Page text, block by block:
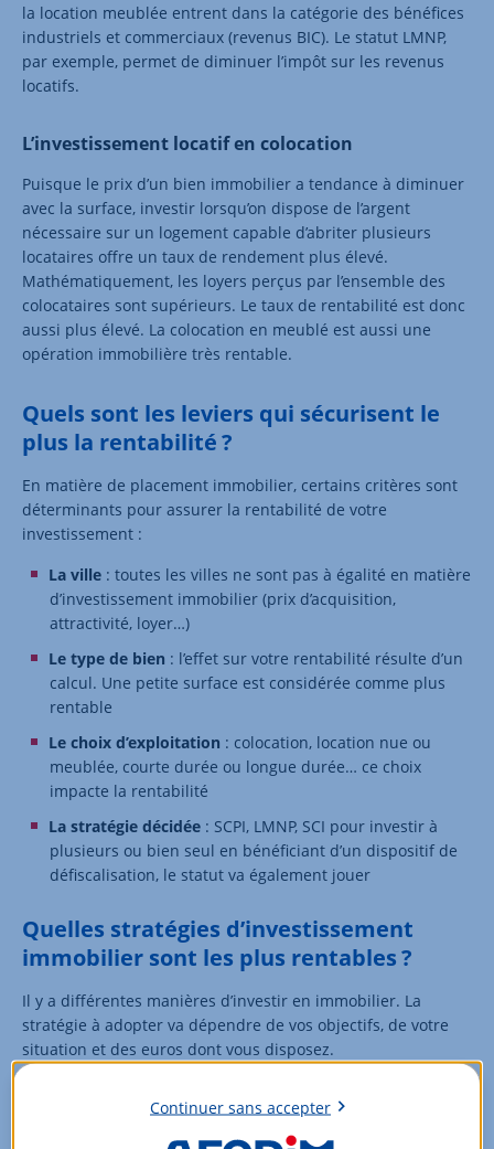
la location meublée entrent dans la catégorie des bénéfices
industriels et commerciaux (revenus BIC). Le statut LMNP,
par exemple, permet de diminuer l’impôt sur les revenus
locatifs.
L’investissement locatif en colocation
Puisque le prix d’un bien immobilier a tendance à diminuer
avec la surface, investir lorsqu’on dispose de l’argent
nécessaire sur un logement capable d’abriter plusieurs
locataires offre un taux de rendement plus élevé.
Mathématiquement, les loyers perçus par l’ensemble des
colocataires sont supérieurs. Le taux de rentabilité est donc
aussi plus élevé. La colocation en meublé est aussi une
opération immobilière très rentable.
Quels sont les leviers qui sécurisent le
plus la rentabilité ?
En matière de placement immobilier, certains critères sont
déterminants pour assurer la rentabilité de votre
investissement :
La ville : toutes les villes ne sont pas à égalité en matière
d’investissement immobilier (prix d’acquisition,
attractivité, loyer…)
Le type de bien : l’effet sur votre rentabilité résulte d’un
calcul. Une petite surface est considérée comme plus
rentable
Le choix d’exploitation : colocation, location nue ou
meublée, courte durée ou longue durée… ce choix
impacte la rentabilité
La stratégie décidée : SCPI, LMNP, SCI pour investir à
plusieurs ou bien seul en bénéficiant d’un dispositif de
défiscalisation, le statut va également jouer
Quelles stratégies d’investissement
immobilier sont les plus rentables ?
Il y a différentes manières d’investir en immobilier. La
stratégie à adopter va dépendre de vos objectifs, de votre
situation et des euros dont vous disposez.
d’un appartement, d’une maison ou d’un immeuble dans
l’ancien ou dans le neuf, avec ou sans travaux, permettant
Continuer sans accepter